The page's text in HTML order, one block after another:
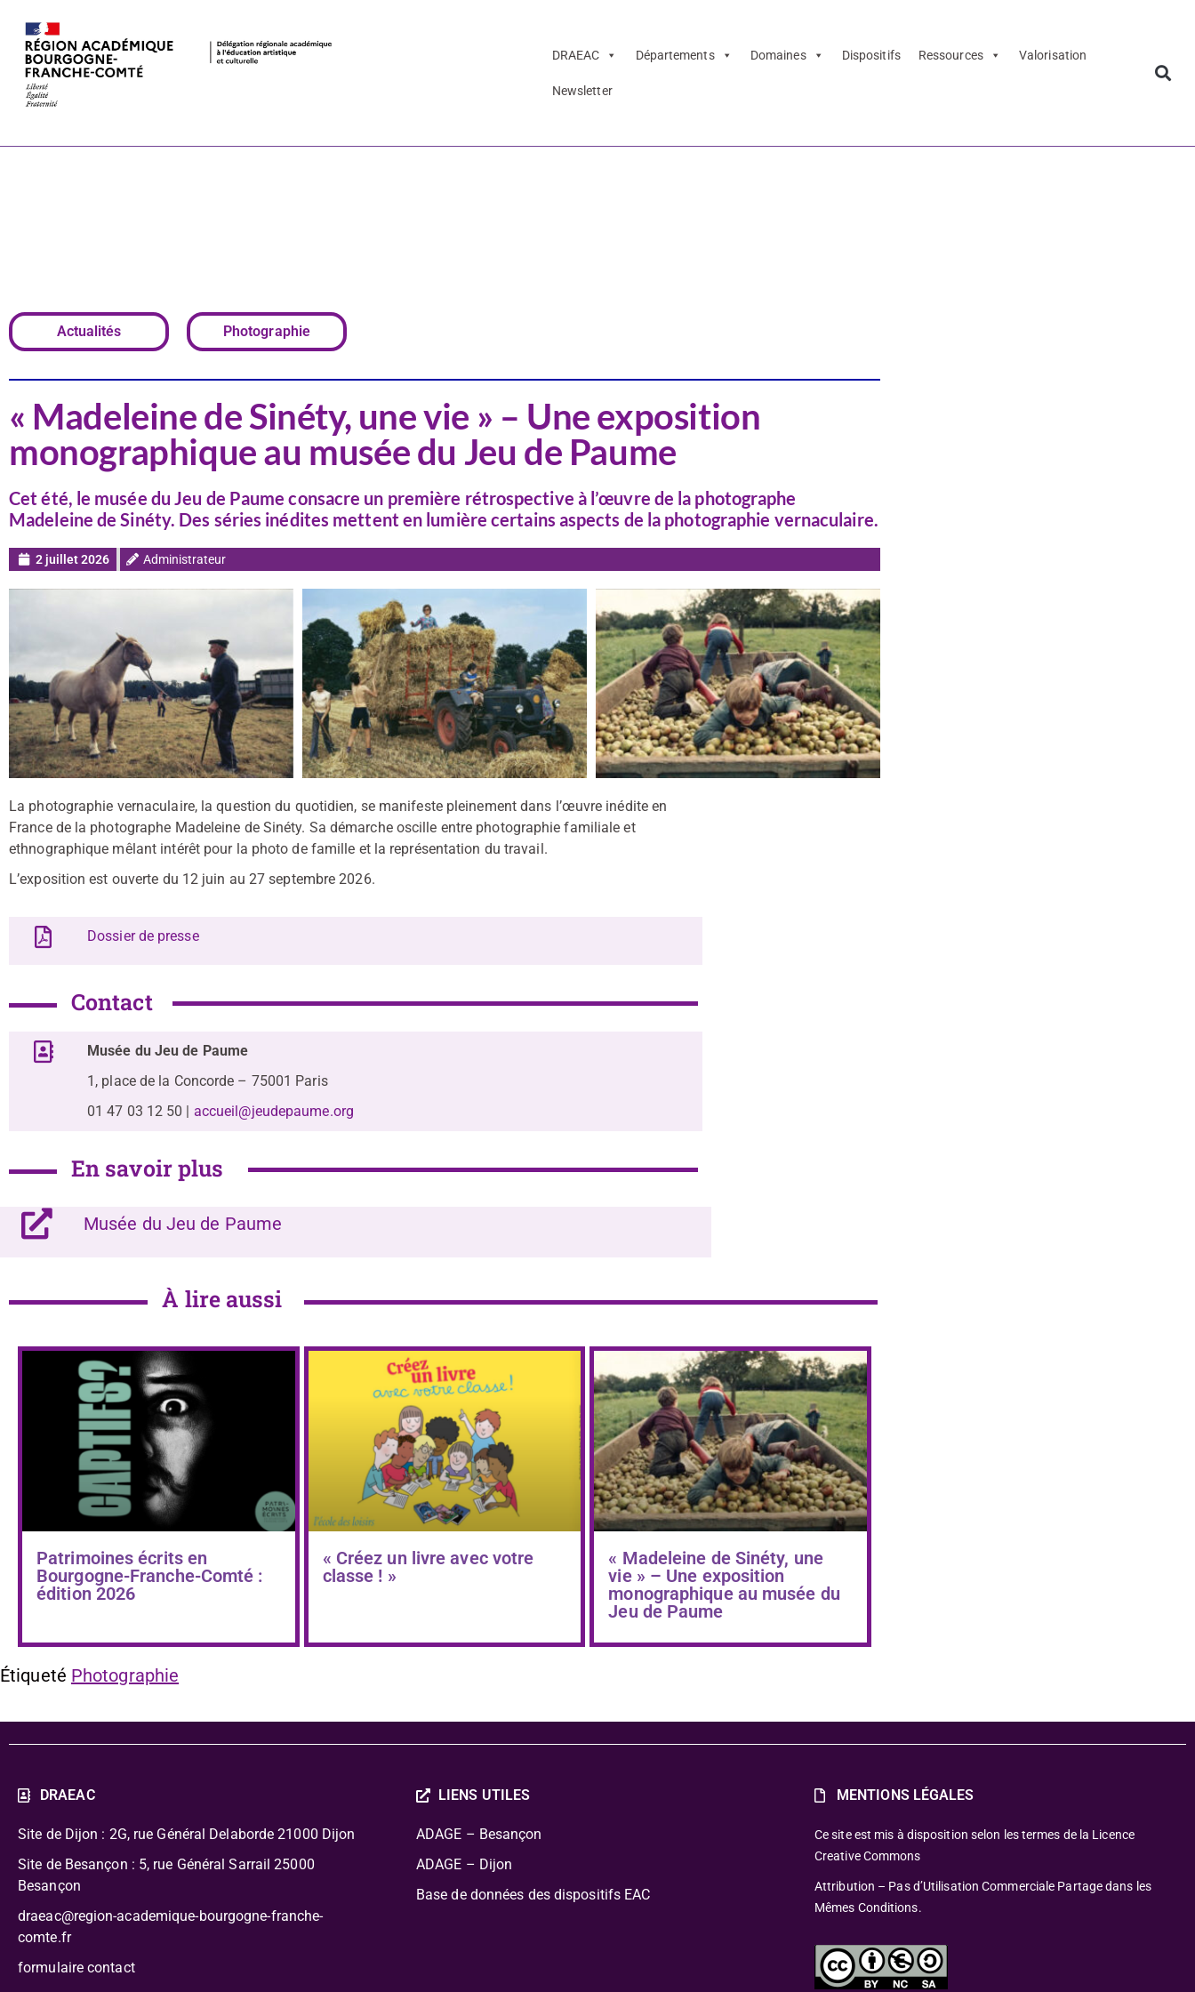
DRAEAC Départements Domaines Dispositifs Ressources Valorisation
Newsletter
« Madeleine de Sinéty, une vie » – Une
Actualités Photographie
« Madeleine de Sinéty, une vie » – Une exposition
monographique au musée du Jeu de Paume
Cet été, le musée du Jeu de Paume consacre un première rétrospective à l’œuvre de la photographe
Madeleine de Sinéty. Des séries inédites mettent en lumière certains aspects de la photographie vernaculaire.
2 juillet 2026 Administrateur
La photographie vernaculaire, la question du quotidien, se manifeste pleinement dans l’œuvre inédite en
France de la photographe Madeleine de Sinéty. Sa démarche oscille entre photographie familiale et
ethnographique mêlant intérêt pour la photo de famille et la représentation du travail.
L’exposition est ouverte du 12 juin au 27 septembre 2026.
Dossier de presse
Contact
Musée du Jeu de Paume
1, place de la Concorde – 75001 Paris
01 47 03 12 50 | accueil@jeudepaume.org
En savoir plus
Musée du Jeu de Paume
À lire aussi
Patrimoines écrits en
Bourgogne-Franche-Comté :
édition 2026
« Créez un livre avec votre
classe ! »
« Madeleine de Sinéty, une
vie » – Une exposition
monographique au musée du
Jeu de Paume
Étiqueté Photographie
DRAEAC
Site de Dijon : 2G, rue Général Delaborde 21000 Dijon
Site de Besançon : 5, rue Général Sarrail 25000
Besançon
draeac@region-academique-bourgogne-franche-
comte.fr
formulaire contact
LIENS UTILES
ADAGE – Besançon
ADAGE – Dijon
Base de données des dispositifs EAC
MENTIONS LÉGALES
Ce site est mis à disposition selon les termes de la Licence
Creative Commons
Attribution – Pas d’Utilisation Commerciale Partage dans les
Mêmes Conditions.